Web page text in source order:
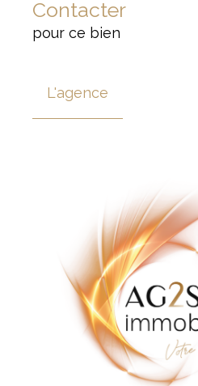
Contacter
pour ce bien
L'agence